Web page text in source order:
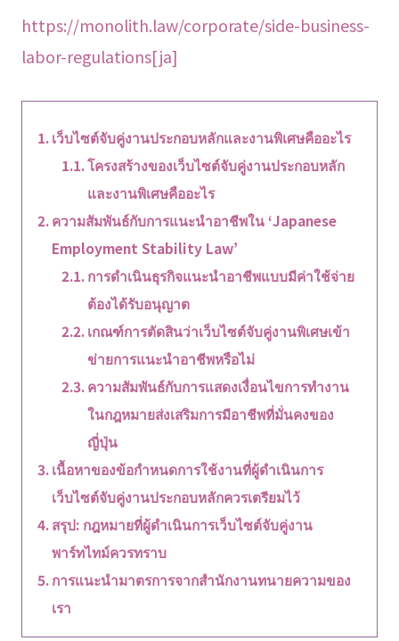
https://monolith.law/corporate/side-business-
labor-regulations[ja]
เว็บไซต์จับคู่งานประกอบหลักและงานพิเศษคืออะไร
โครงสร้างของเว็บไซต์จับคู่งานประกอบหลัก
และงานพิเศษคืออะไร
ความสัมพันธ์กับการแนะนำอาชีพใน ‘Japanese
Employment Stability Law’
การดำเนินธุรกิจแนะนำอาชีพแบบมีค่าใช้จ่าย
ต้องได้รับอนุญาต
เกณฑ์การตัดสินว่าเว็บไซต์จับคู่งานพิเศษเข้า
ข่ายการแนะนำอาชีพหรือไม่
ความสัมพันธ์กับการแสดงเงื่อนไขการทำงาน
ในกฎหมายส่งเสริมการมีอาชีพที่มั่นคงของ
ญี่ปุ่น
เนื้อหาของข้อกำหนดการใช้งานที่ผู้ดำเนินการ
เว็บไซต์จับคู่งานประกอบหลักควรเตรียมไว้
สรุป: กฎหมายที่ผู้ดำเนินการเว็บไซต์จับคู่งาน
พาร์ทไทม์ควรทราบ
การแนะนำมาตรการจากสำนักงานทนายความของ
เรา